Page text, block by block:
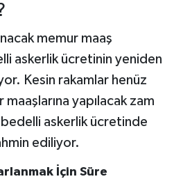
memur maaş
askerlik ücretinin yeniden
Kesin rakamlar henüz
yapılacak zam
bedelli askerlik ücretinde
ediliyor.
İçin Süre